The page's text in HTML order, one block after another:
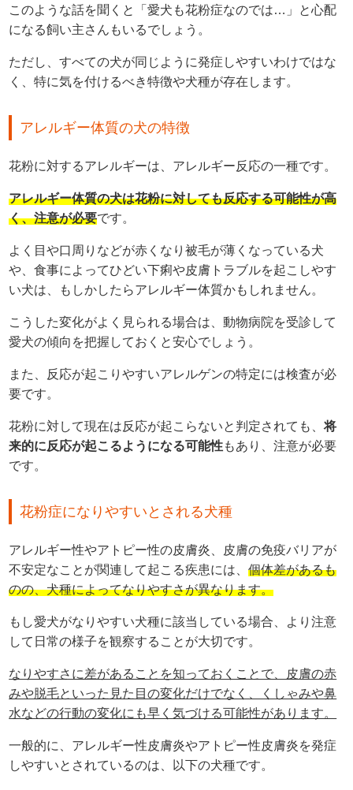
このような話を聞くと「愛犬も花粉症なのでは…」と心配
になる飼い主さんもいるでしょう。
ただし、すべての犬が同じように発症しやすいわけではな
く、特に気を付けるべき特徴や犬種が存在します。
アレルギー体質の犬の特徴
花粉に対するアレルギーは、アレルギー反応の一種です。
アレルギー体質の犬は花粉に対しても反応する可能性が高
く、注意が必要です。
よく目や口周りなどが赤くなり被毛が薄くなっている犬
や、食事によってひどい下痢や皮膚トラブルを起こしやす
い犬は、もしかしたらアレルギー体質かもしれません。
こうした変化がよく見られる場合は、動物病院を受診して
愛犬の傾向を把握しておくと安心でしょう。
また、反応が起こりやすいアレルゲンの特定には検査が必
要です。
花粉に対して現在は反応が起こらないと判定されても、将
来的に反応が起こるようになる可能性もあり、注意が必要
です。
花粉症になりやすいとされる犬種
アレルギー性やアトピー性の皮膚炎、皮膚の免疫バリアが
不安定なことが関連して起こる疾患には、個体差があるも
のの、犬種によってなりやすさが異なります。
もし愛犬がなりやすい犬種に該当している場合、より注意
して日常の様子を観察することが大切です。
なりやすさに差があることを知っておくことで、皮膚の赤
みや脱毛といった見た目の変化だけでなく、くしゃみや鼻
水などの行動の変化にも早く気づける可能性があります。
一般的に、アレルギー性皮膚炎やアトピー性皮膚炎を発症
しやすいとされているのは、以下の犬種です。